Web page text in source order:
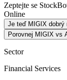
Zeptejte se
Online
Je teď MIGIX dobrý
Porovnej MIGIX vs
Sector
Financial Services